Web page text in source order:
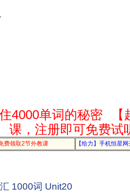
4000单词的秘密
课，注册即可免费试
费领取2节外教课 【给力】手机恒星
1000词 Unit20